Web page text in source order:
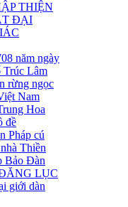
THIỆN
ĐẠI
năm ngày
Trúc Lâm
rừng ngọc
Nam
Hoa
đề
Pháp cú
Thiền
Bảo Đàn
LỤC
giới dàn